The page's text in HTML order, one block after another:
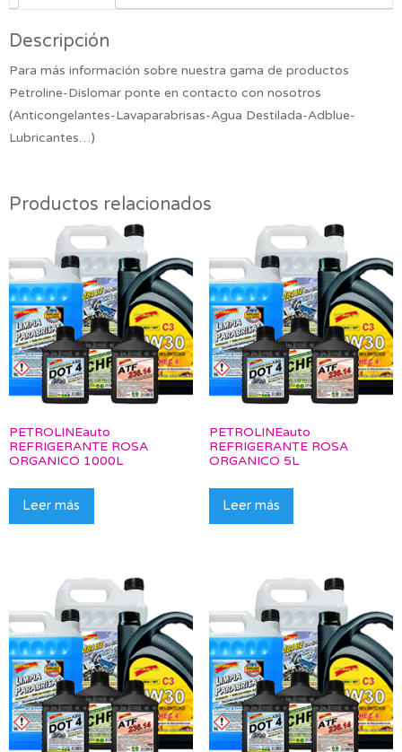
Descripción
Para más información sobre nuestra gama de productos
Petroline-Dislomar ponte en contacto con nosotros
(Anticongelantes-Lavaparabrisas-Agua Destilada-Adblue-
Lubricantes…)
Productos relacionados
PETROLINEauto
REFRIGERANTE ROSA
ORGANICO 1000L
Leer más
PETROLINEauto
REFRIGERANTE ROSA
ORGANICO 5L
Leer más